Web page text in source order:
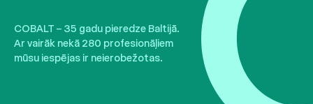
COBALT – 35 gadu pieredze Baltijā.
Ar vairāk nekā 280 profesionāļiem
mūsu iespējas ir neierobežotas.